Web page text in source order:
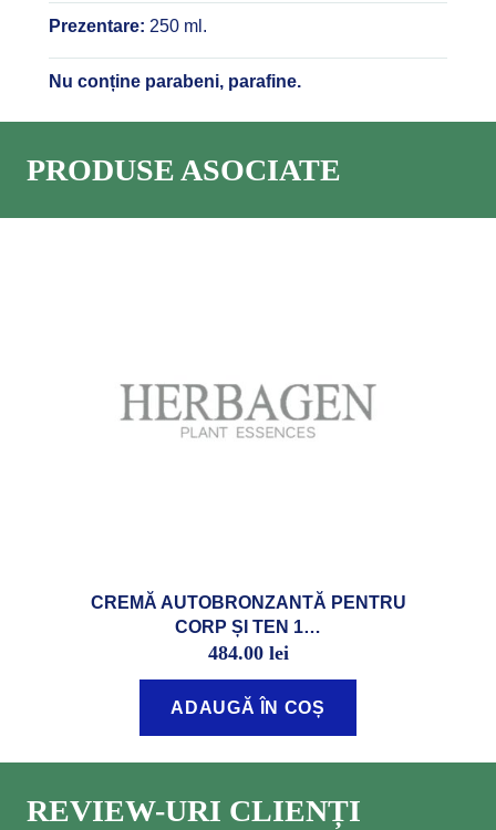
Prezentare: 250 ml.
Nu conține parabeni, parafine.
PRODUSE ASOCIATE
CREMĂ AUTOBRONZANTĂ PENTRU
CORP ȘI TEN 1…
484.00 lei
ADAUGĂ ÎN COȘ
REVIEW-URI CLIENȚI